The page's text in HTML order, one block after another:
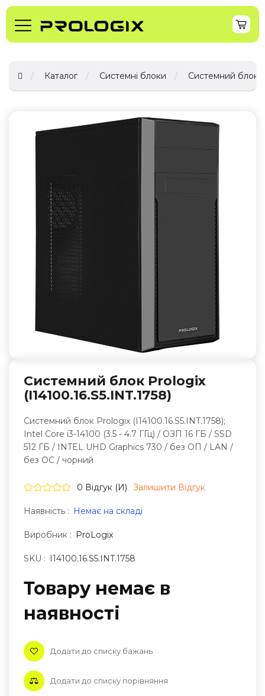
Каталог Системні блоки Системний блок
Системний блок Prologix
(I14100.16.S5.INT.1758)
Системний блок Prologix (I14100.16.S5.INT.1758);
Intel Core i3-14100 (3.5 - 4.7 ГГц) / ОЗП 16 ГБ / SSD
512 ГБ / INTEL UHD Graphics 730 / без ОП / LAN /
без ОС / чорний
0 Відгук (и) Залишити Вiдгук
Наявність : Немає на складі
Виробник : ProLogix
SKU : I14100.16.S5.INT.1758
Товару немає в
наявностi
Додати до списку бажань
Додати до списку порівняння